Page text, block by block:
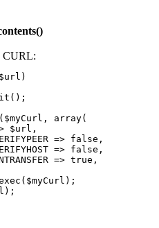
CURL:
array(
$url,
=> false,
=> false,
=> true,